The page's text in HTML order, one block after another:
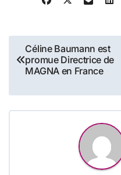
Navigation
de
Céline Baumann est
promue Directrice de
MAGNA en France